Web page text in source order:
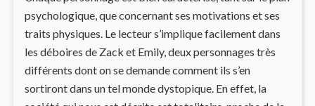
psychologique, que concernant ses motivations et ses
traits physiques. Le lecteur s’implique facilement dans
les déboires de Zack et Emily, deux personnages très
différents dont on se demande comment ils s’en
sortiront dans un tel monde dystopique. En effet, la